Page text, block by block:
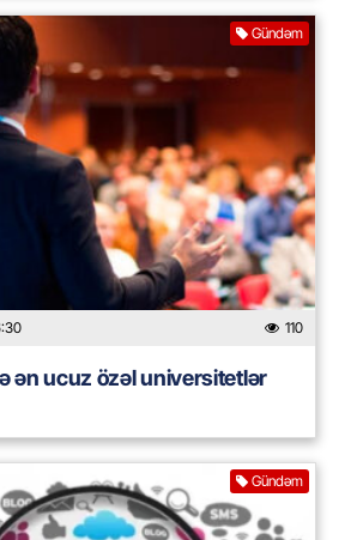
Gündəm
110
ən ucuz özəl universitetlər
Gündəm